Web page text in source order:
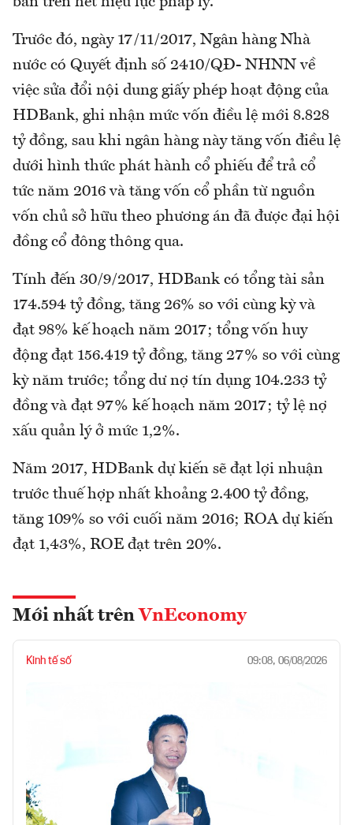
Trước đó, ngày 17/11/2017, Ngân hàng Nhà
nước có Quyết định số 2410/QĐ- NHNN về
việc sửa đổi nội dung giấy phép hoạt động của
HDBank, ghi nhận mức vốn điều lệ mới 8.828
tỷ đồng, sau khi ngân hàng này tăng vốn điều lệ
dưới hình thức phát hành cổ phiếu để trả cổ
tức năm 2016 và tăng vốn cổ phần từ nguồn
vốn chủ sở hữu theo phương án đã được đại hội
đồng cổ đông thông qua.
Tính đến 30/9/2017, HDBank có tổng tài sản
174.594 tỷ đồng, tăng 26% so với cùng kỳ và
đạt 98% kế hoạch năm 2017; tổng vốn huy
động đạt 156.419 tỷ đồng, tăng 27% so với cùng
kỳ năm trước; tổng dư nợ tín dụng 104.233 tỷ
đồng và đạt 97% kế hoạch năm 2017; tỷ lệ nợ
xấu quản lý ở mức 1,2%.
Năm 2017, HDBank dự kiến sẽ đạt lợi nhuận
trước thuế hợp nhất khoảng 2.400 tỷ đồng,
tăng 109% so với cuối năm 2016; ROA dự kiến
đạt 1,43%, ROE đạt trên 20%.
Mới nhất trên VnEconomy
Kinh tế số 09:08, 06/08/2026